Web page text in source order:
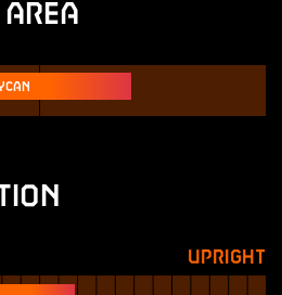
Upright